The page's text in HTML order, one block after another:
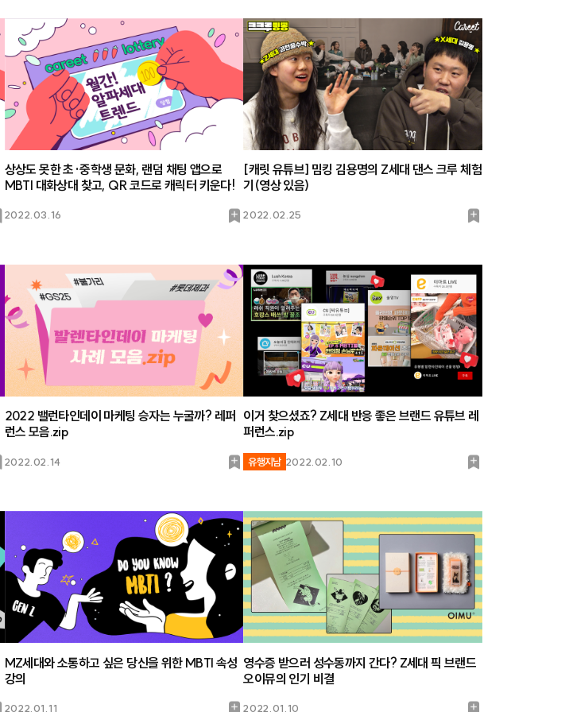
상상도 못한 초·중학생 문화, 랜덤 채팅 앱으로
MBTI 대화상대 찾고, QR 코드로 캐릭터 키운다!
2022.03.16
북
크
[캐릿 유튜브] 밈킹 김용명의 Z세대 댄스 크루 체험
기(영상 있음)
2022.02.25
북
크
2022 밸런타인데이 마케팅 승자는 누굴까? 레퍼
런스 모음.zip
2022.02.14
북
크
이거 찾으셨죠? Z세대 반응 좋은 브랜드 유튜브 레
퍼런스.zip
유행지남 2022.02.10
북
크
MZ세대와 소통하고 싶은 당신을 위한 MBTI 속성
강의
2022.01.11
영수증 받으러 성수동까지 간다? Z세대 픽 브랜드
오이뮤의 인기 비결
2022.01.10